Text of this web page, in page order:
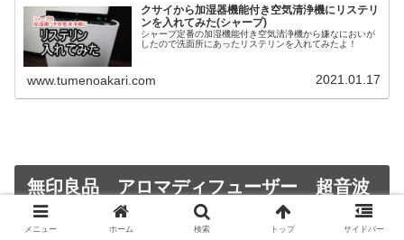
クサイから加湿器機能付き空気清浄機にリステリ
ンを入れてみた(シャープ)
シャープ定番の加湿機能付き空気清浄機から嫌なにおいが
したので洗面所にあったリステリンを入れてみたよ！
www.tumenoakari.com 2021.01.17
無印良品 アロマディフューザー 超音波
式
メニュー ホーム 検索 トップ サイドバー